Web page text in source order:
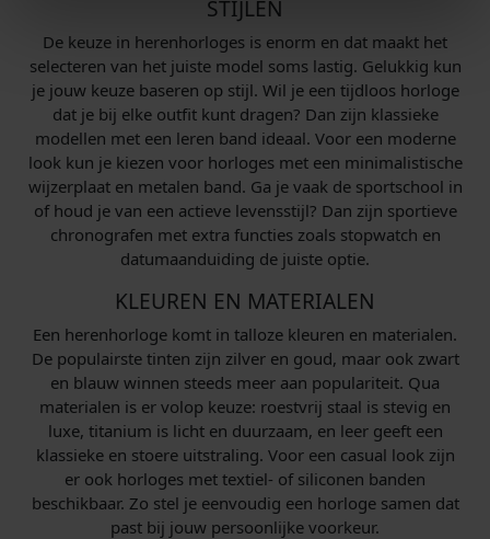
STIJLEN
De keuze in herenhorloges is enorm en dat maakt het
selecteren van het juiste model soms lastig. Gelukkig kun
je jouw keuze baseren op stijl. Wil je een tijdloos horloge
dat je bij elke outfit kunt dragen? Dan zijn klassieke
modellen met een leren band ideaal. Voor een moderne
look kun je kiezen voor horloges met een minimalistische
wijzerplaat en metalen band. Ga je vaak de sportschool in
of houd je van een actieve levensstijl? Dan zijn sportieve
chronografen met extra functies zoals stopwatch en
datumaanduiding de juiste optie.
KLEUREN EN MATERIALEN
Een herenhorloge komt in talloze kleuren en materialen.
De populairste tinten zijn zilver en goud, maar ook zwart
en blauw winnen steeds meer aan populariteit. Qua
materialen is er volop keuze: roestvrij staal is stevig en
luxe, titanium is licht en duurzaam, en leer geeft een
klassieke en stoere uitstraling. Voor een casual look zijn
er ook horloges met textiel- of siliconen banden
beschikbaar. Zo stel je eenvoudig een horloge samen dat
past bij jouw persoonlijke voorkeur.